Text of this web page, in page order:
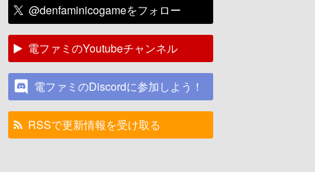
@denfaminicogameをフォロー
電ファミのYoutubeチャンネル
電ファミのDiscordに参加しよう！
RSSで更新情報を受け取る